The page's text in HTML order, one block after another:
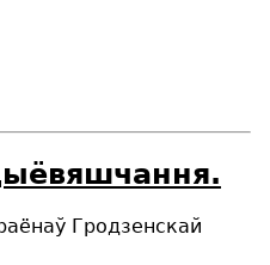
Гродзенскай